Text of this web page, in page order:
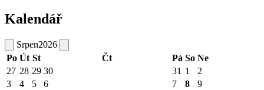
Kalendář
Srpen2026
Po Út St Čt Pá So Ne
27 28 29 30 31 1
2
3
4 5 6 7 8
9